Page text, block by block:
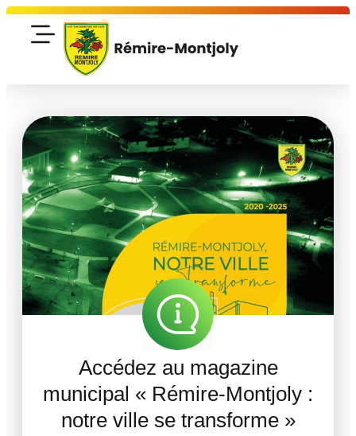
Accédez au magazine
municipal « Rémire-Montjoly :
notre ville se transforme »